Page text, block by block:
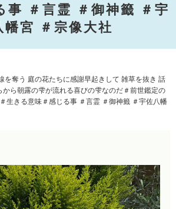
事 ＃言霊 ＃御神籤 ＃宇
幡宮 ＃宗像大社
を奪う 庭の花たちに感謝早起きして 雑草を抜き 話
から朝露の雫が流れる喜びの雫なのだ＃前世鑑定の
生きる意味＃感じる事 ＃言霊 ＃御神籤 ＃宇佐八幡